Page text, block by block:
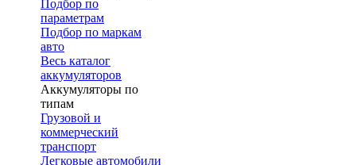
Подбор по
параметрам
Подбор по маркам
авто
Весь каталог
аккумуляторов
Аккумуляторы по
типам
Грузовой и
коммерческий
транспорт
Легковые автомобили